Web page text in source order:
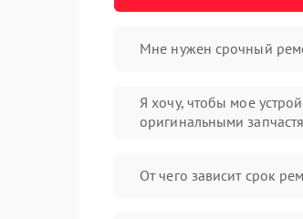
Мне нужен срочный
Я хочу, чтобы мое
оригинальными
От чего зависит срок